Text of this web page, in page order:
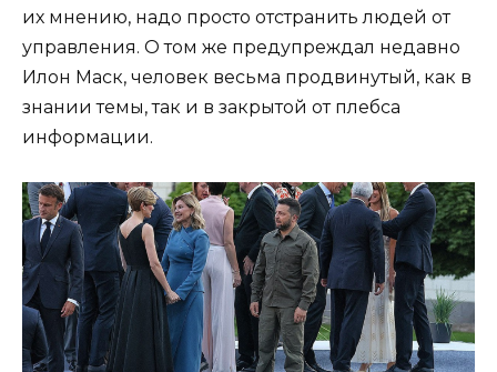
их мнению, надо просто отстранить людей от
управления. О том же предупреждал недавно
Илон Маск, человек весьма продвинутый, как в
знании темы, так и в закрытой от плебса
информации.